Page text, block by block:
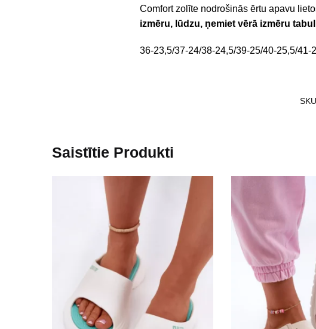
Comfort zolīte nodrošinās ērtu apavu
izmēru, lūdzu, ņemiet vērā izmēru
36-23,5/37-24/38-24,5/39-25/40-25,5/41-
Saistītie Produkti